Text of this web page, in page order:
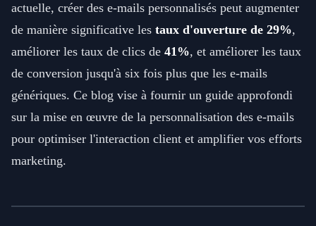
actuelle, créer des e-mails personnalisés peut augmenter
de manière significative les taux d'ouverture de 29%,
améliorer les taux de clics de 41%, et améliorer les taux
de conversion jusqu'à six fois plus que les e-mails
génériques. Ce blog vise à fournir un guide approfondi
sur la mise en œuvre de la personnalisation des e-mails
pour optimiser l'interaction client et amplifier vos efforts
marketing.